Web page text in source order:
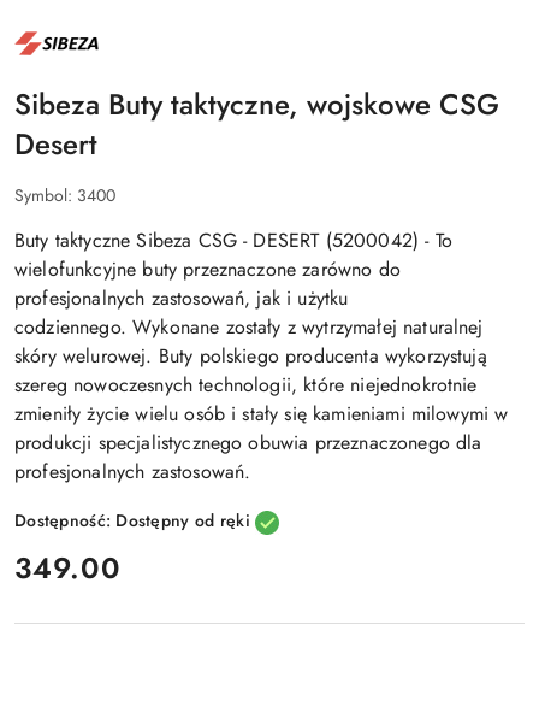
NAZWA
PRODUCENTA:
Sibeza Buty taktyczne, wojskowe CSG
Desert
Symbol: 3400
Buty taktyczne Sibeza CSG - DESERT (5200042) - To
wielofunkcyjne buty przeznaczone zarówno do
profesjonalnych zastosowań, jak i użytku
codziennego. Wykonane zostały z wytrzymałej naturalnej
skóry welurowej. Buty polskiego producenta wykorzystują
szereg nowoczesnych technologii, które niejednokrotnie
zmieniły życie wielu osób i stały się kamieniami milowymi w
produkcji specjalistycznego obuwia przeznaczonego dla
profesjonalnych zastosowań.
Dostępność: Dostępny od ręki
cena:
349.00